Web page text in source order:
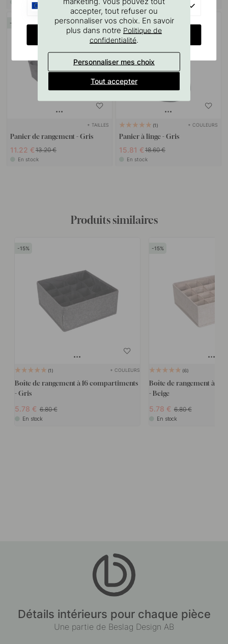
En stock En stock
+ TAILLES
Panier de rangement - Gris
11.22 € 13.20 €
En stock
15
1 + COULEURS
Panier à linge - Gris
15.81 € 18.60 €
En stock
Produits similaires
15
1 + COULEURS
Boîte de rangement à 16 compartiments
- Gris
5.78 6.80
En stock
15
6
Boîte de rangement à 16
- Beige
5.78 6.80
En stock
Détails intérieurs pour chaque pièce
Une partie de Beslag Design AB
accepter, tout refuser ou
personnaliser vos choix. En savoir
plus dans notre Politique de
confidentialité.
Personnaliser mes choix
Tout accepter
CHANGE COUNTRY